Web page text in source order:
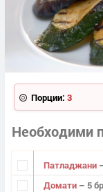
Порции: 3
Необходими
Патладжани
Домати – 5